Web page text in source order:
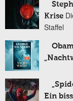
Krise
Staffel
Ein